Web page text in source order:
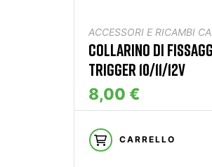
ACCESSORI E RICAMBI
COLLARINO DI
TRIGGER 10/11/12V
8,00 €
CARRELLO